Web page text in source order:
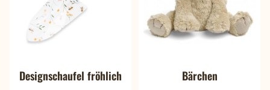
Designschaufel fröhlich Bärchen